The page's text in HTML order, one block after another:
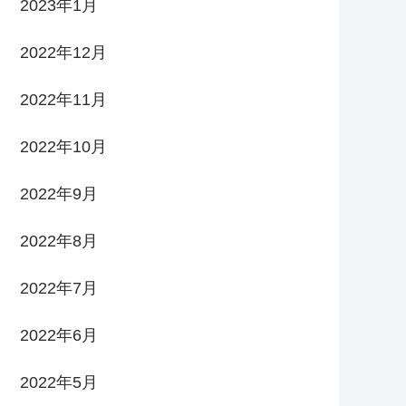
2023年1月
2022年12月
2022年11月
2022年10月
2022年9月
2022年8月
2022年7月
2022年6月
2022年5月